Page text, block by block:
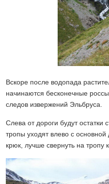
Вскоре после водопада
начинаются бесконечные
следов извержений Эльбруса.
Слева от дороги будут остатки
тропы уходят влево с
крюк, лучше свернуть на тропу